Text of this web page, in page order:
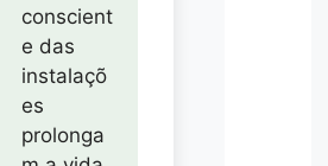
conscient
e das
instalaçõ
es
prolonga